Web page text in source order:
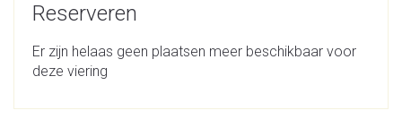
Reserveren
Er zijn helaas geen plaatsen meer beschikbaar voor
deze viering